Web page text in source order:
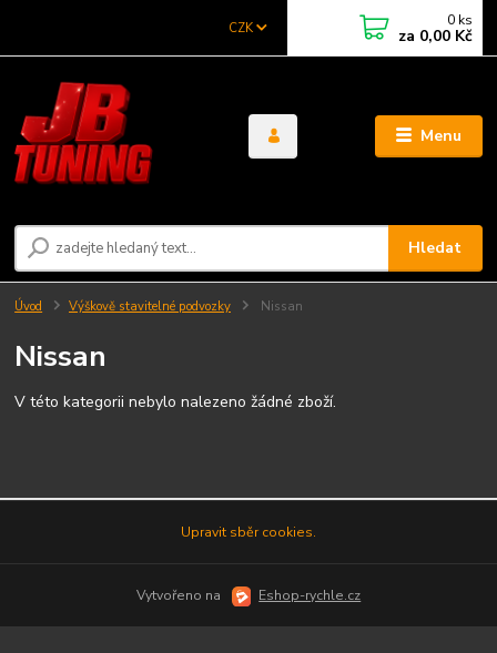
Menu
CZK
Hledat
0 ks
za 0,00 Kč
Úvod Výškově stavitelné podvozky Nissan
Nissan
V této kategorii nebylo nalezeno žádné zboží.
Upravit sběr cookies.
Vytvořeno na Eshop-rychle.cz